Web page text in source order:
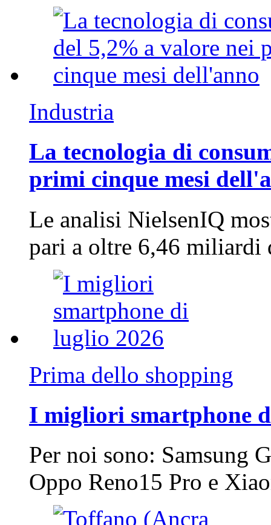
Industria
La tecnologia di
primi cinque mesi
Le analisi NielsenIQ
pari a oltre 6,46
Prima dello shopping
I migliori smartphone
Per noi sono: Samsung
Oppo Reno15 Pro e